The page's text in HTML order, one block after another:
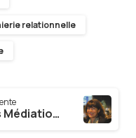
relationnelle
Le CDG 63 et Accords Médiations récompensés au Symposium de la Médiation Professionnelle 2022